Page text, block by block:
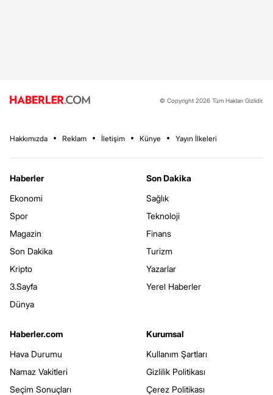
© Copyright 2026 Tüm Hakları Gizlidir.
Hakkımızda Reklam İletişim Künye Yayın İlkeleri
Haberler
Ekonomi
Spor
Magazin
Son Dakika
Kripto
3.Sayfa
Dünya
Son Dakika
Sağlık
Teknoloji
Finans
Turizm
Yazarlar
Yerel Haberler
Haberler.com
Hava Durumu
Namaz Vakitleri
Seçim Sonuçları
Kurumsal
Kullanım Şartları
Gizlilik Politikası
Çerez Politikası